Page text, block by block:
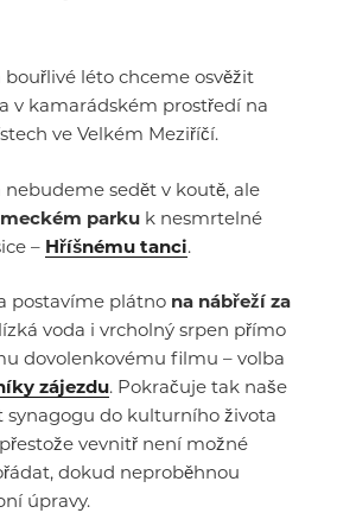
léto chceme osvěžit
v kamarádském prostředí na
ve Velkém Meziříčí.
nebudeme sedět v koutě, ale
parku k nesmrtelné
– Hříšnému tanci.
postavíme plátno na nábřeží za
voda i vrcholný srpen přímo
dovolenkovému filmu – volba
zájezdu. Pokračuje tak naše
synagogu do kulturního života
vevnitř není možné
dokud neproběhnou
úpravy.